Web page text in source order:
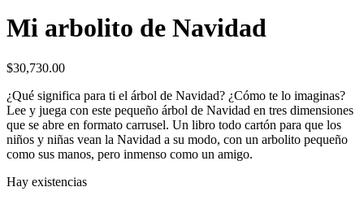
Mi arbolito de Navidad
$30,730.00
¿Qué significa para ti el árbol de Navidad? ¿Cómo te lo imaginas?
Lee y juega con este pequeño árbol de Navidad en tres dimensiones
que se abre en formato carrusel. Un libro todo cartón para que los
niños y niñas vean la Navidad a su modo, con un arbolito pequeño
como sus manos, pero inmenso como un amigo.
Hay existencias